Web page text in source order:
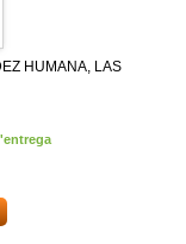
HUMANA, LAS